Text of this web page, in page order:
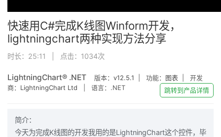
快速用C#完成K线图Winform开发，
lightningchart两种实现方法分享
时长：25:11 | 点击： 1034次
LightningChart® .NET 版本： v12.5.1 | 功能： 图表 | 开发
商： LightningChart Ltd | 语言：.NET 跳转到产品详情
简介：
今天为完成K线图的开发我用的是LightningChart这个控件，毕